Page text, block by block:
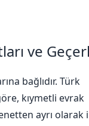
ve
bağlıdır. Türk
kıymetli evrak
ayrı olarak